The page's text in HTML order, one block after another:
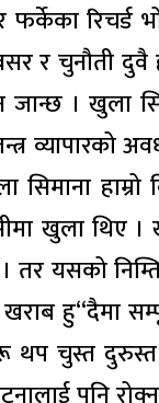
रिचर्ड
र चुनौती दुवै
जान्छ । खुला
व्यापारको
हाम्रो
खुला थिए ।
यसको
हु“दैमा
थप चुस्त